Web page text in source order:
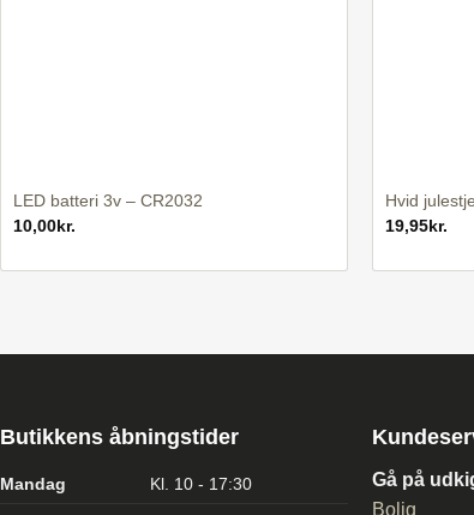
LED batteri 3v – CR2032
10,00kr.
Hvid
19,95kr.
Butikkens åbningstider
Mandag Kl. 10 - 17:30
Gå på
Bolig